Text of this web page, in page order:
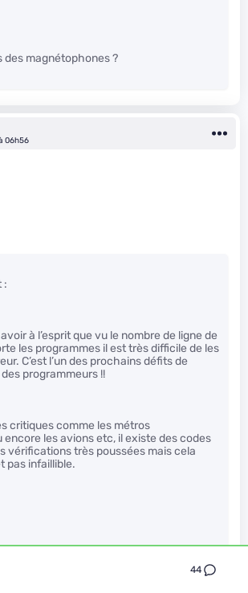
44
des magnétophones ?
06h56
:
à l’esprit que vu le nombre de ligne de
les programmes il est très difficile de les
C’est l’un des prochains défits de
programmeurs !!
critiques comme les métros
encore les avions etc, il existe des codes
vérifications très poussées mais cela
pas infaillible.